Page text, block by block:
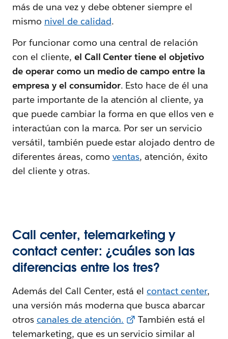
más de una vez y debe obtener siempre el
mismo nivel de calidad.
Por funcionar como una central de relación
con el cliente, el Call Center tiene el objetivo
de operar como un medio de campo entre la
empresa y el consumidor. Esto hace de él una
parte importante de la atención al cliente, ya
que puede cambiar la forma en que ellos ven e
interactúan con la marca. Por ser un servicio
versátil, también puede estar alojado dentro de
diferentes áreas, como ventas, atención, éxito
del cliente y otras.
Call center, telemarketing y
contact center: ¿cuáles son las
diferencias entre los tres?
Además del Call Center, está el contact center,
una versión más moderna que busca abarcar
otros canales de atención.
También está el
telemarketing, que es un servicio similar al